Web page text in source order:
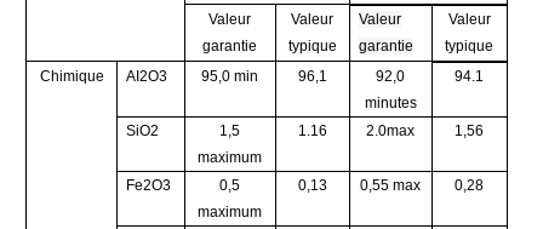
Valeur
garantie
Valeur
typique
Valeur
garantie
Valeur
typique
Chimique
AI2O3 95,0 min 96,1
92,0
minutes
94.1
SiO2
1,5
maximum
1.16 2.0max 1,56
Fe2O3
0,5
maximum
0,13 0,55 max 0,28